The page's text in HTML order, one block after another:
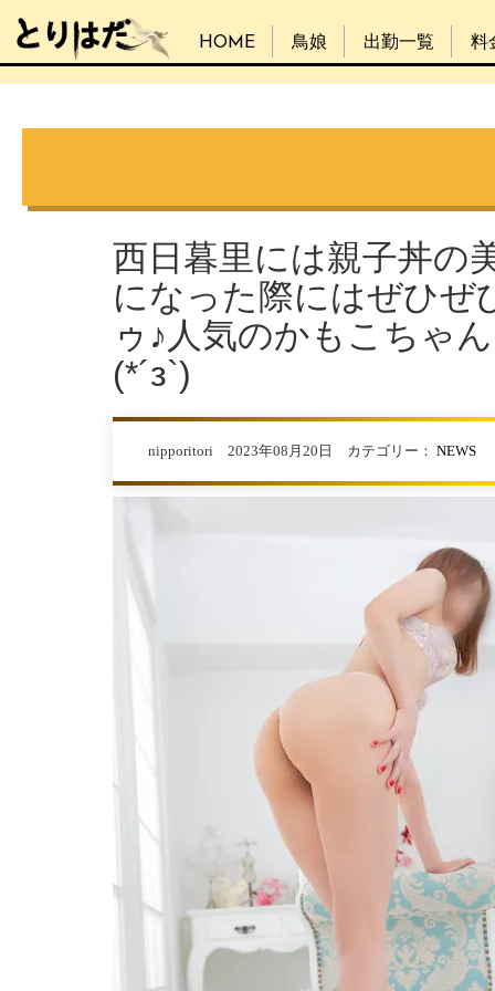
HOME 鳥娘 出勤一覧 料
西日暮里には親子丼の
になった際にはぜひぜ
ゥ♪人気のかもこちゃ
(*´з`)
nipporitori 2023年08月20日 カテゴリー： NEWS